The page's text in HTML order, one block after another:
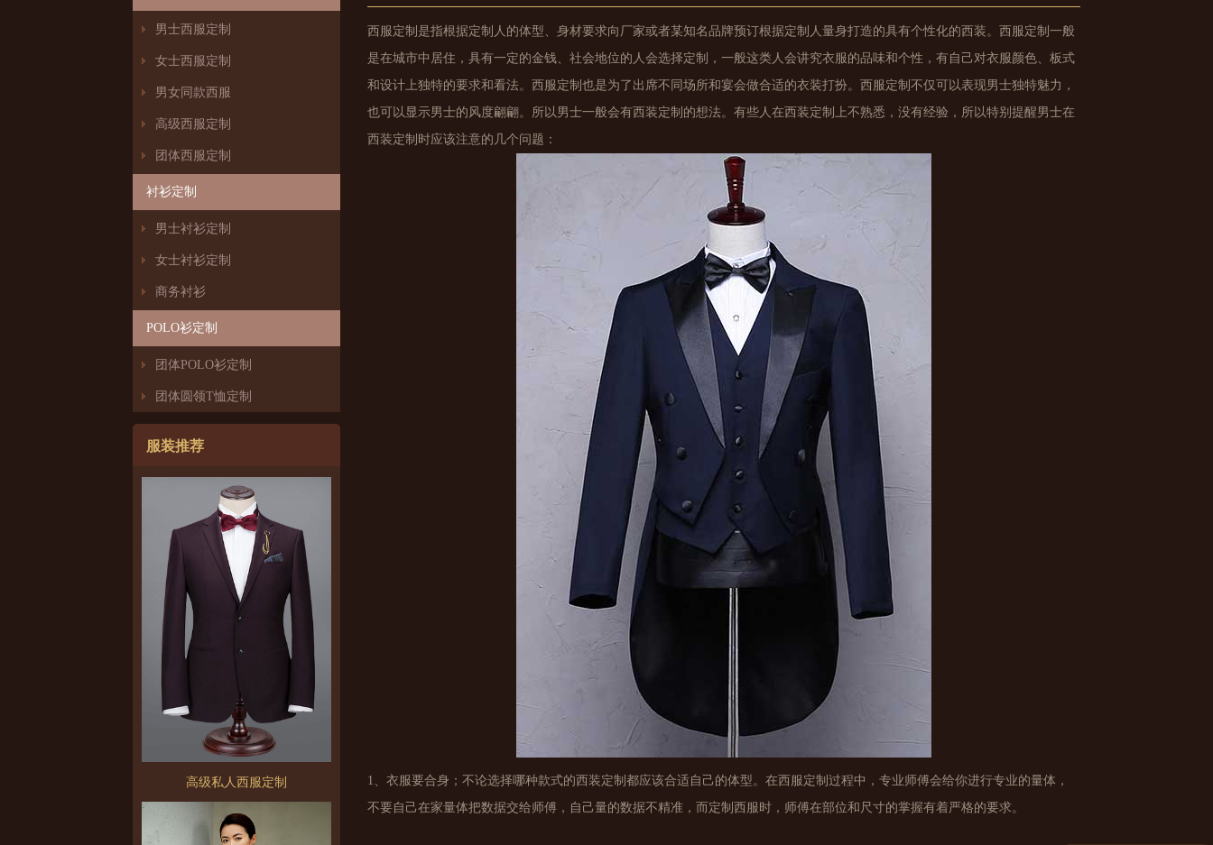
男士西服定制
女士西服定制
男女同款西服
高级西服定制
团体西服定制
衬衫定制
男士衬衫定制
女士衬衫定制
商务衬衫
POLO衫定制
团体POLO衫定制
团体圆领T恤定制
服装推荐
高级私人西服定制
西服定制是指根据定制人的体型、身材要求向厂家或者某知名品牌预订根据定制人量身打造的具有个性化的西装。西服定制一般
是在城市中居住，具有一定的金钱、社会地位的人会选择定制，一般这类人会讲究衣服的品味和个性，有自己对衣服颜色、板式
和设计上独特的要求和看法。西服定制也是为了出席不同场所和宴会做合适的衣装打扮。西服定制不仅可以表现男士独特魅力，
也可以显示男士的风度翩翩。所以男士一般会有西装定制的想法。有些人在西装定制上不熟悉，没有经验，所以特别提醒男士在
西装定制时应该注意的几个问题：
1、衣服要合身；不论选择哪种款式的西装定制都应该合适自己的体型。在西服定制过程中，专业师傅会给你进行专业的量体，
不要自己在家量体把数据交给师傅，自己量的数据不精准，而定制西服时，师傅在部位和尺寸的掌握有着严格的要求。